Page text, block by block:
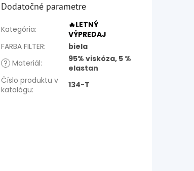
Dodatočné parametre
Kategória:
🔥LETNÝ
VÝPREDAJ
FARBA FILTER:
biela
? Materiál:
95% viskóza, 5 %
elastan
Číslo produktu v
katalógu: 134-T